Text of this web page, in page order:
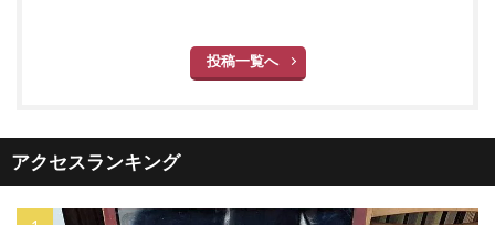
投稿一覧へ
アクセスランキング